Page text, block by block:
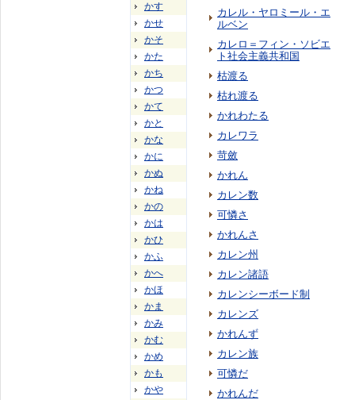
かす
かせ
かそ
かた
かち
かつ
かて
かと
かな
かに
かぬ
かね
かの
かは
かひ
かふ
かへ
かほ
かま
かみ
かむ
かめ
かも
かや
カレル・ヤロミール・エ
ルベン
カレロ＝フィン・ソビエ
ト社会主義共和国
枯渡る
枯れ渡る
かれわたる
カレワラ
苛斂
かれん
カレン数
可憐さ
かれんさ
カレン州
カレン諸語
カレンシーボード制
カレンズ
かれんず
カレン族
可憐だ
かれんだ